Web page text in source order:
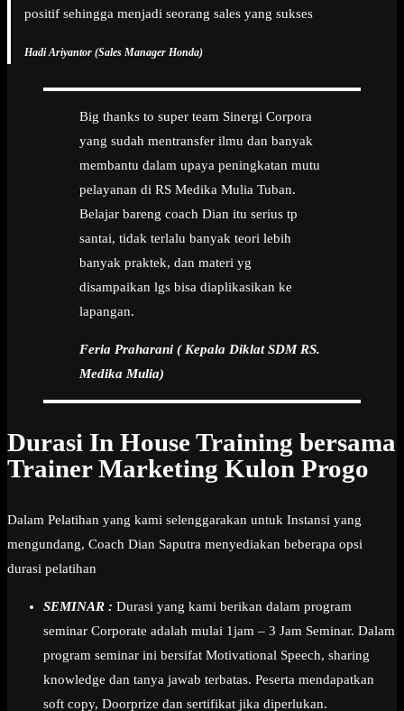
positif sehingga menjadi seorang sales yang sukses
Hadi Ariyantor (Sales Manager Honda)
Big thanks to super team Sinergi Corpora
yang sudah mentransfer ilmu dan banyak
membantu dalam upaya peningkatan mutu
pelayanan di RS Medika Mulia Tuban.
Belajar bareng coach Dian itu serius tp
santai, tidak terlalu banyak teori lebih
banyak praktek, dan materi yg
disampaikan lgs bisa diaplikasikan ke
lapangan.
Feria Praharani ( Kepala Diklat SDM RS.
Medika Mulia)
Durasi In House Training bersama
Trainer Marketing Kulon Progo
Dalam Pelatihan yang kami selenggarakan untuk Instansi yang
mengundang, Coach Dian Saputra menyediakan beberapa opsi
durasi pelatihan
SEMINAR : Durasi yang kami berikan dalam program
seminar Corporate adalah mulai 1jam – 3 Jam Seminar. Dalam
program seminar ini bersifat Motivational Speech, sharing
knowledge dan tanya jawab terbatas. Peserta mendapatkan
soft copy, Doorprize dan sertifikat jika diperlukan.